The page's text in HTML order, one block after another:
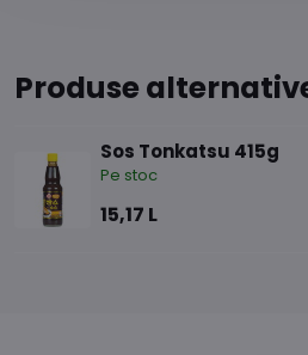
Produse
Sos Tonkatsu 415g
Pe stoc
15,17 L